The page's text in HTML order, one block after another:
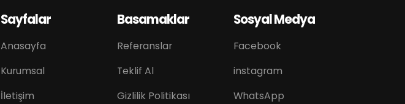
Sayfalar
Anasayfa
Kurumsal
İletişim
Basamaklar
Referanslar
Teklif Al
Gizlilik Politikası
Sosyal Medya
Facebook
instagram
WhatsApp